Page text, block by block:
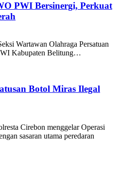
PWI Bersinergi, Perkuat
Wartawan Olahraga Persatuan
Kabupaten Belitung…
Botol Miras Ilegal
Cirebon menggelar Operasi
sasaran utama peredaran